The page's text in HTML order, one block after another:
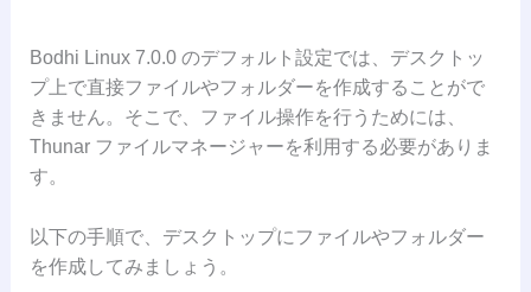
Bodhi Linux 7.0.0 のデフォルト設定では、デスクトッ
プ上で直接ファイルやフォルダーを作成することがで
きません。そこで、ファイル操作を行うためには、
Thunar ファイルマネージャーを利用する必要がありま
す。
以下の手順で、デスクトップにファイルやフォルダー
を作成してみましょう。